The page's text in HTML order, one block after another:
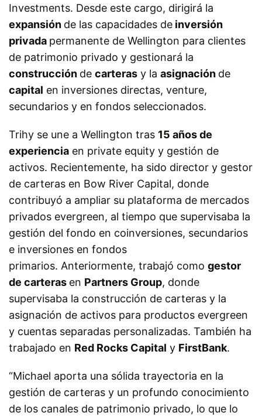
Investments. Desde este cargo, dirigirá la
expansión de las capacidades de inversión
privada permanente de Wellington para clientes
de patrimonio privado y gestionará la
construcción de carteras y la asignación de
capital en inversiones directas, venture,
secundarios y en fondos seleccionados.
Trihy se une a Wellington tras 15 años de
experiencia en private equity y gestión de
activos. Recientemente, ha sido director y gestor
de carteras en Bow River Capital, donde
contribuyó a ampliar su plataforma de mercados
privados evergreen, al tiempo que supervisaba la
gestión del fondo en coinversiones, secundarios
e inversiones en fondos
primarios. Anteriormente, trabajó como gestor
de carteras en Partners Group, donde
supervisaba la construcción de carteras y la
asignación de activos para productos evergreen
y cuentas separadas personalizadas. También ha
trabajado en Red Rocks Capital y FirstBank.
“Michael aporta una sólida trayectoria en la
gestión de carteras y un profundo conocimiento
de los canales de patrimonio privado, lo que lo